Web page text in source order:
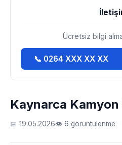
Kaynarca Kamyon
📅 19.05.2026👁 6 görüntülenme
Ücretsiz bilgi
📞 0264 XXX XX XX